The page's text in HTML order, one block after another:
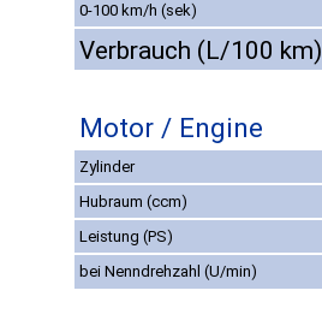
0-100 km/h (sek)
Verbrauch (L/100 km)
Motor / Engine
Zylinder
Hubraum (ccm)
Leistung (PS)
bei Nenndrehzahl (U/min)